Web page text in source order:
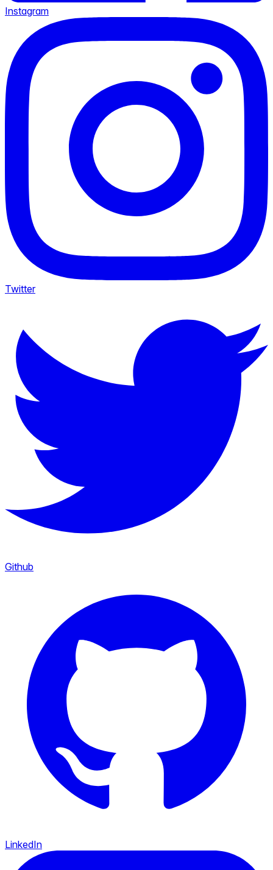
Instagram
Twitter
Github
LinkedIn